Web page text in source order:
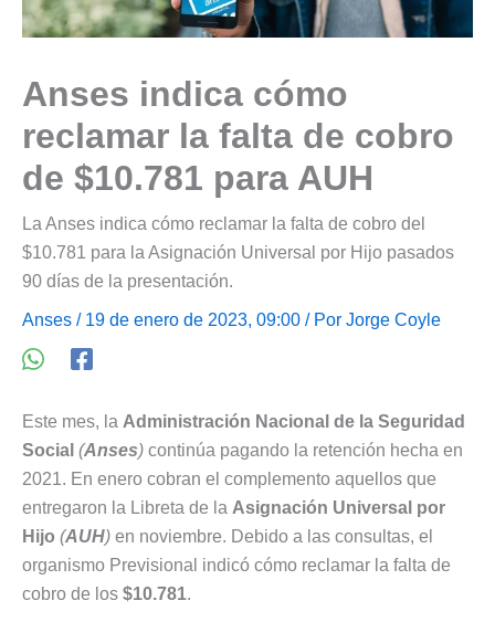
Anses indica cómo
reclamar la falta de cobro
de $10.781 para AUH
La Anses indica cómo reclamar la falta de cobro del
$10.781 para la Asignación Universal por Hijo pasados
90 días de la presentación.
Anses / 19 de enero de 2023, 09:00 / Por Jorge Coyle
Este mes, la Administración Nacional de la Seguridad
Social (Anses) continúa pagando la retención hecha en
2021. En enero cobran el complemento aquellos que
entregaron la Libreta de la Asignación Universal por
Hijo (AUH) en noviembre. Debido a las consultas, el
organismo Previsional indicó cómo reclamar la falta de
cobro de los $10.781.